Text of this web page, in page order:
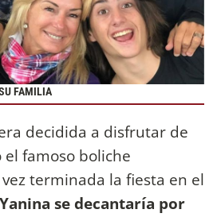
FAMILIA
decidida a disfrutar de
famoso boliche
terminada la fiesta en el
se decantaría por